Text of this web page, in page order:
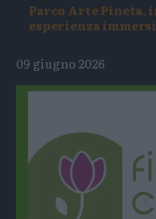
Parco Arte Pineta,
esperienza
09 giugno 2026